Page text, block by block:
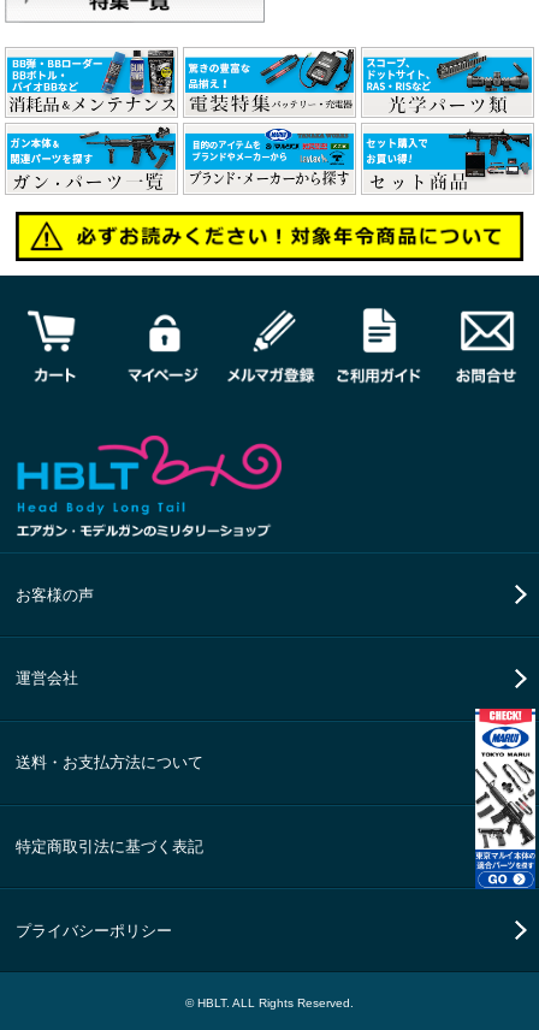
お客様の声
運営会社
送料・お支払方法について
特定商取引法に基づく表記
プライバシーポリシー
© HBLT. ALL Rights Reserved.